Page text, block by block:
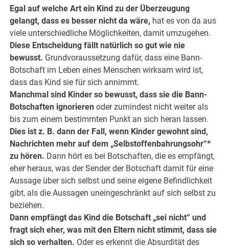
Egal auf welche Art ein Kind zu der Überzeugung
gelangt, dass es besser nicht da wäre, hat es von da aus
viele unterschiedliche Möglichkeiten, damit umzugehen.
Diese Entscheidung fällt natürlich so gut wie nie
bewusst. Grundvoraussetzung dafür, dass eine Bann-
Botschaft im Leben eines Menschen wirksam wird ist,
dass das Kind sie für sich annimmt.
Manchmal sind Kinder so bewusst, dass sie die Bann-
Botschaften ignorierenoder zumindest nicht weiter als
bis zum einem bestimmten Punkt an sich heran lassen.
Dies ist z. B. dann der Fall, wenn Kinder gewohnt sind,
Nachrichten mehr auf dem „Selbstoffenbahrungsohr“*
zu hören. Dann hört es bei Botschaften, die es empfängt,
eher heraus, was der Sender der Botschaft damit für eine
Aussage über sich selbst und seine eigene Befindlichkeit
gibt, als die Aussagen uneingeschränkt auf sich selbst zu
beziehen.
Dann empfängt das Kind die Botschaft „sei nicht“ und
fragt sich eher, was mit den Eltern nicht stimmt, dass sie
sich so verhalten. Oder es erkennt die Absurdität des